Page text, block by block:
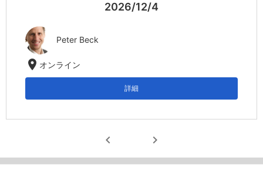
2026/12/4
Peter Beck
location_on オンライン
詳細
chevron_left chevron_right